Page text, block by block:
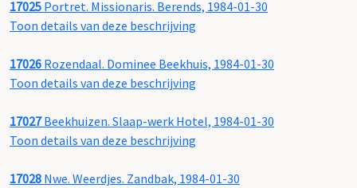
17025 Portret. Missionaris. Berends, 1984-01-30
Toon details van deze beschrijving
17026 Rozendaal. Dominee Beekhuis, 1984-01-30
Toon details van deze beschrijving
17027Beekhuizen. Slaap-werk Hotel, 1984-01-30
Toon details van deze beschrijving
17028 Nwe. Weerdjes. Zandbak, 1984-01-30